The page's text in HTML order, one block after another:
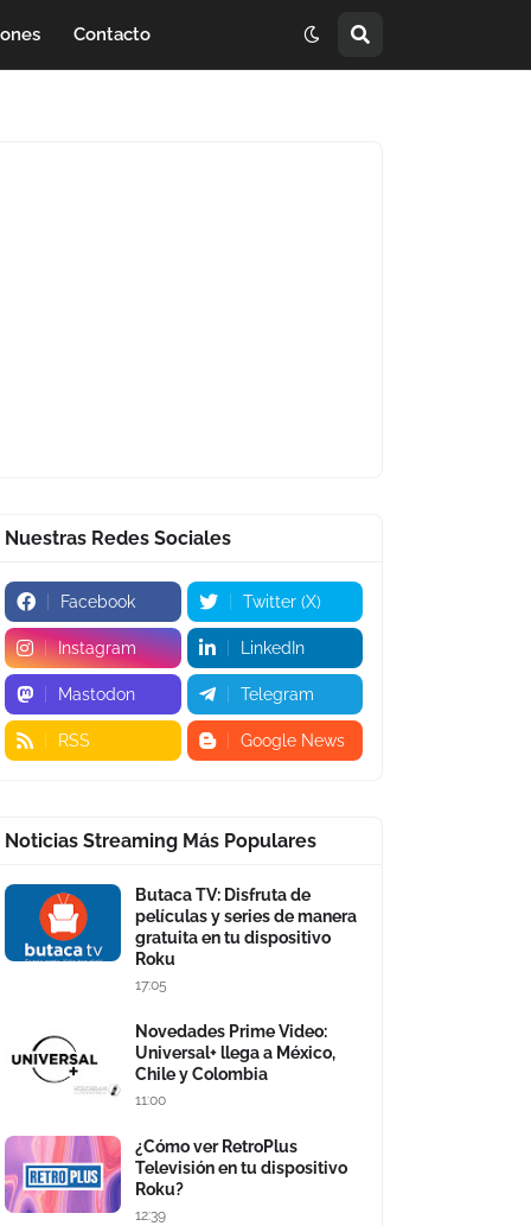
Contacto
Nuestras Redes Sociales
Facebook Twitter (X)
Instagram LinkedIn
Mastodon Telegram
RSS Google News
Noticias Streaming Más Populares
Butaca TV: Disfruta de
películas y series de manera
gratuita en tu dispositivo
Roku
17:05
Novedades Prime Video:
Universal+ llega a México,
Chile y Colombia
11:00
¿Cómo ver RetroPlus
Televisión en tu dispositivo
Roku?
12:39